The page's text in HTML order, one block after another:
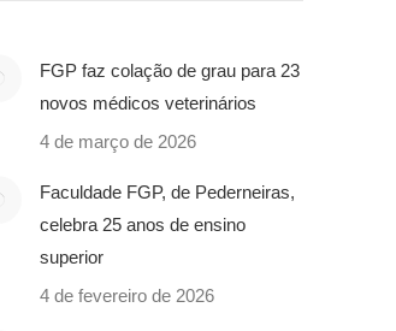
FGP faz colação de grau para 23
novos médicos veterinários
4 de março de 2026
Faculdade FGP, de Pederneiras,
celebra 25 anos de ensino
superior
4 de fevereiro de 2026